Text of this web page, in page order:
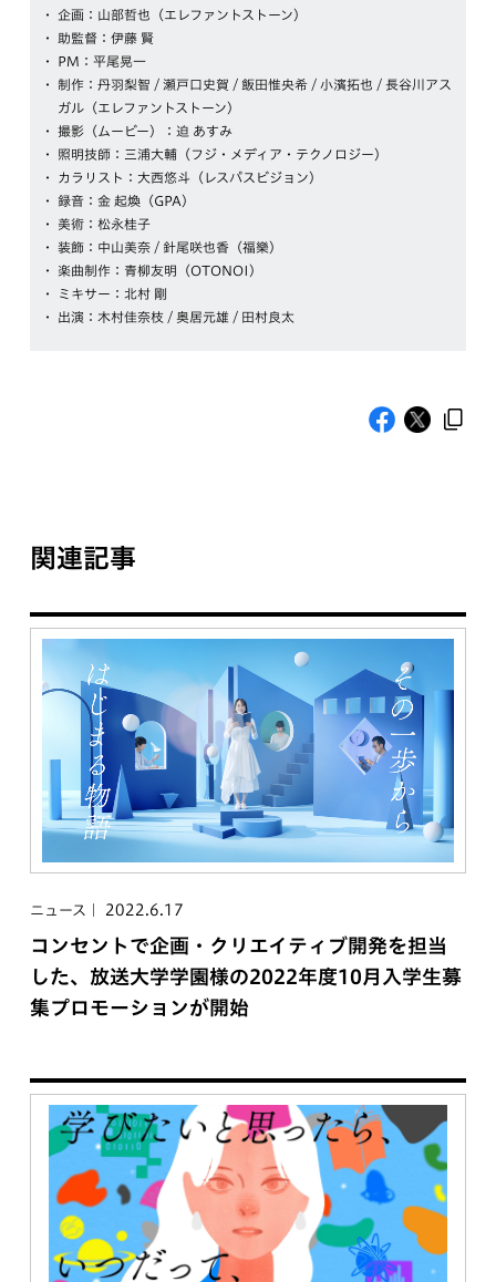
企画：山部哲也（エレファントストーン）
助監督：伊藤 賢
PM：平尾晃一
制作：丹羽梨智 / 瀬戸口史賀 / 飯田惟央希 / 小濱拓也 / 長谷川アス
ガル（エレファントストーン）
撮影（ムービー）：迫 あすみ
照明技師：三浦大輔（フジ・メディア・テクノロジー）
カラリスト：大西悠斗（レスパスビジョン）
録音：金 起煥（GPA）
美術：松永桂子
装飾：中山美奈 / 針尾咲也香（福樂）
楽曲制作：青柳友明（OTONOI）
ミキサー：北村 剛
出演：木村佳奈枝 / 奥居元雄 / 田村良太
関連記事
ニュース 2022.6.17
コンセントで企画・クリエイティブ開発を担当
した、放送大学学園様の2022年度10月入学生募
集プロモーションが開始